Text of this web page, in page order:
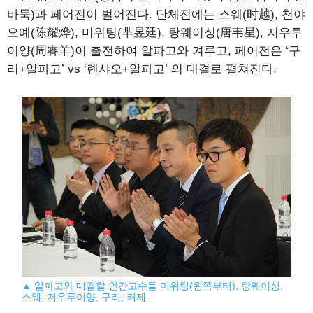
바둑)과 페어전이 벌어진다. 단체전에는 스웨(时越), 천야
오예(陈耀烨), 미위팅(芈昱廷), 탕웨이싱(唐韦星), 저우루
이양(周睿羊)이 출전하여 알파고와 겨루고, 페어전은 ‘구
리+알파고’ vs ‘롄샤오+알파고’ 의 대결로 펼쳐진다.
▲ 알파고와 대결할 인간고수들 미위팅(왼쪽부터), 탕웨이싱,
스웨, 저우루이양, 구리, 커제.